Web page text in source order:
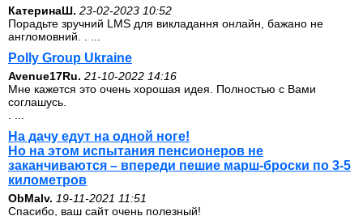
КатеринаШ. 23-02-2023 10:52
Порадьте зручний LMS для викладання онлайн, бажано не
англомовний. . ...
Polly Group Ukraine
Avenue17Ru. 21-10-2022 14:16
Мне кажется это очень хорошая идея. Полностью с Вами
соглашусь.
На дачу едут на одной ноге!
Но на этом испытания пенсионеров не
заканчиваются – впереди пешие марш-броски по 3-5
километров
ОbMalv. 19-11-2021 11:51
Спасибо, ваш сайт очень полезный!